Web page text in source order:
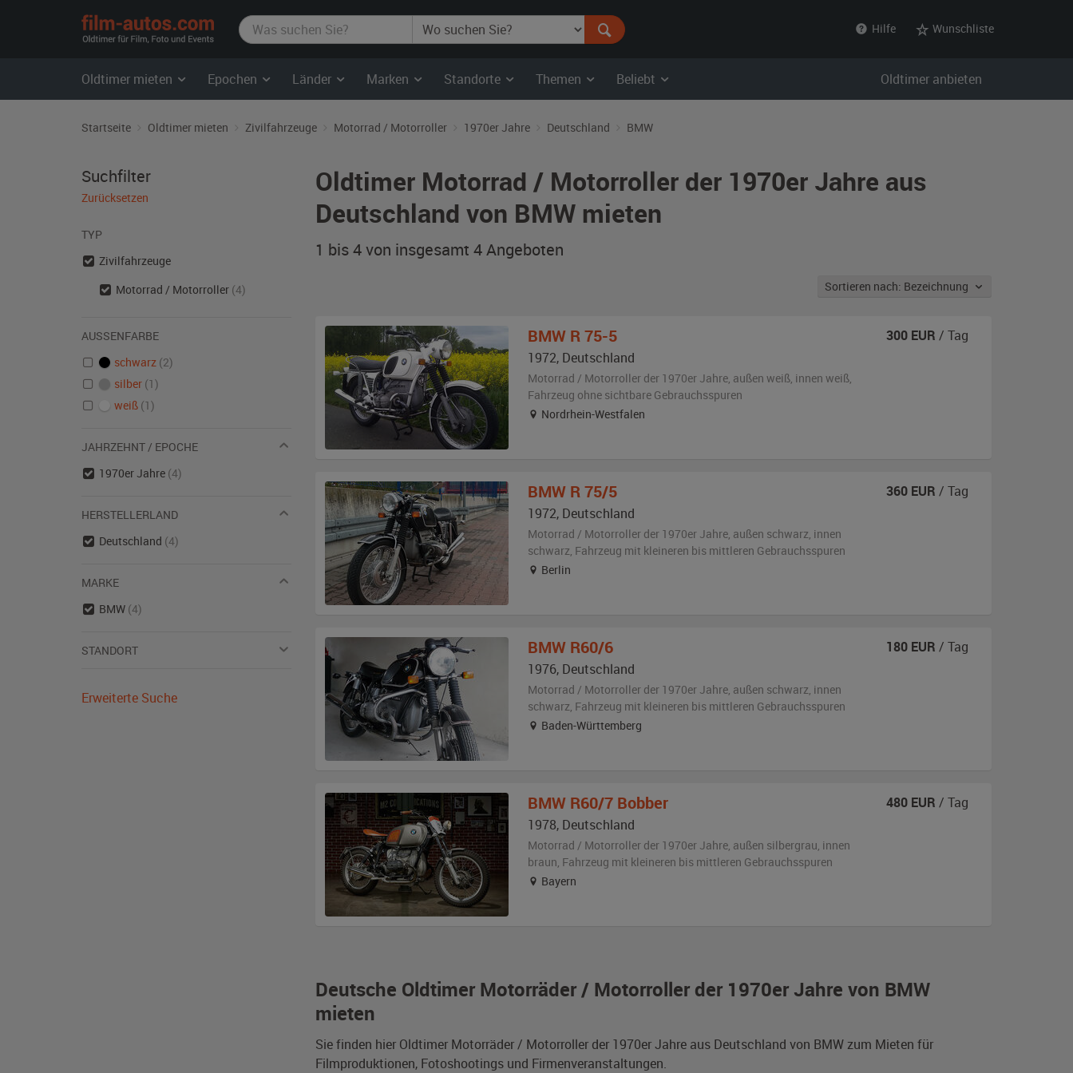
film-
autos.com
Hilfe Wunschliste
Oldtimer mieten Epochen Länder Marken Standorte Themen Beliebt Oldtimer anbieten
Startseite Oldtimer mieten Zivilfahrzeuge Motorrad / Motorroller 1970er Jahre Deutschland BMW
Oldtimer Motorrad / Motorroller der 1970er Jahre aus
Deutschland von BMW mieten
1 bis 4 von insgesamt 4Angeboten
Sortieren nach: Bezeichnung
Deutsche Oldtimer Motorräder / Motorroller der 1970er Jahre von BMW
mieten
Sie finden hier Oldtimer Motorräder / Motorroller der 1970er Jahre aus Deutschland von BMW zum Mieten für
Filmproduktionen, Fotoshootings und Firmenveranstaltungen.
BMW R 75-5
1972, Deutschland
Motorrad / Motorroller der 1970er Jahre, außen weiß, innen weiß,
Fahrzeug ohne sichtbare Gebrauchsspuren
Nordrhein-Westfalen
300 EUR / Tag
BMW R 75/5
1972, Deutschland
Motorrad / Motorroller der 1970er Jahre, außen schwarz, innen
schwarz, Fahrzeug mit kleineren bis mittleren Gebrauchsspuren
Berlin
360 EUR / Tag
BMW R60/6
1976, Deutschland
Motorrad / Motorroller der 1970er Jahre, außen schwarz, innen
schwarz, Fahrzeug mit kleineren bis mittleren Gebrauchsspuren
Baden-Württemberg
180 EUR / Tag
BMW R60/7 Bobber
1978, Deutschland
Motorrad / Motorroller der 1970er Jahre, außen silbergrau, innen
braun, Fahrzeug mit kleineren bis mittleren Gebrauchsspuren
Bayern
480 EUR / Tag
Suchfilter
Zurücksetzen
TYP
Zivilfahrzeuge
Motorrad / Motorroller (4)
AUSSENFARBE
schwarz (2)
silber (1)
weiß (1)
JAHRZEHNT / EPOCHE
1970er Jahre (4)
HERSTELLERLAND
Deutschland (4)
MARKE
BMW (4)
STANDORT
Erweiterte Suche